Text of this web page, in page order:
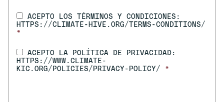
ACEPTO LOS TÉRMINOS Y CONDICIONES:
HTTPS://CLIMATE-HIVE.ORG/TERMS-CONDITIONS/
*
ACEPTO LA POLÍTICA DE PRIVACIDAD:
HTTPS://WWW.CLIMATE-
KIC.ORG/POLICIES/PRIVACY-POLICY/
*